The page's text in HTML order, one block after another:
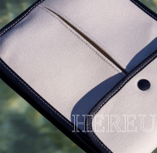
HEREU